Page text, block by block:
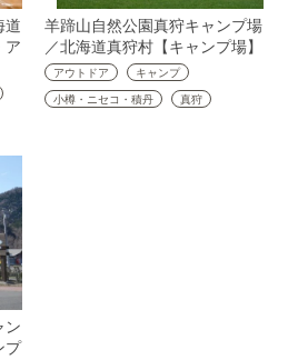
道
ア
羊蹄山自然公園真狩キャンプ場
／北海道真狩村【キャンプ場】
アウトドア
キャンプ
小樽・ニセコ・積丹
真狩
ン
プ